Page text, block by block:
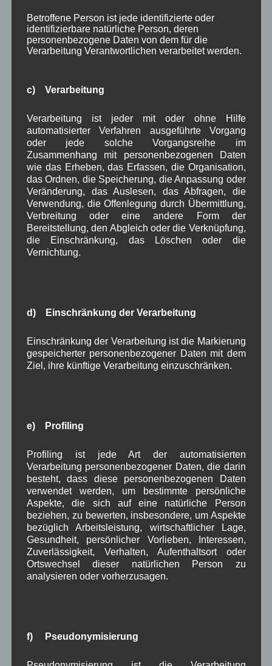
Behältertausch Rest- und Biomüll
zum 01.07.2016
informiert über die
bevorstehe
Systemumstellung und den Behältertausch von
Rest- und Biomülltonnen zum 01.07.2016.
Ab 02.05.2016 werden nach und nach die neuen
Restmüll- und Biotonnen ausgeliefert.
Ausführliche Informationenhierzu sowie
Informationen zur Umstellung auf Volumentarif,
Tonnengrößen und Preisen
finden Sie auf der
Homepage des Landratsamtes.
Quelle: Aushang am Rathaus Wallgau
in Wallgau Verwaltung
Start ins Jubiläumsjahr
Die Feuerwehr
Wallgau startet am
Mittwoch den 2.
März mit der Mannschaftbesprechung ins
Jubiläumsjahr 2016. Hierzu sind alle aktiven
Kameraden aufgerufen, an der Besprechung, die
um 19.15 Uhr im Feuerwehrgerätehaus beginnt,
teilzunehmen. An diesem Abend wird der
Übungsplan verteilt und das Bierzelt zum 125-
Werdenfelser
Ochsenrennen
sowie das genaue Programm sind auf der
Homepage der Feuerwehr Wallgau
zu erhalten.BEI
Betroffene Person ist jede identifizierte oder
identifizierbare natürliche Person, deren
personenbezogene Daten von dem für die
Verarbeitung Verantwortlichen verarbeitet werden.
c) Verarbeitung
Verarbeitung ist jeder mit oder ohne Hilfe
automatisierter Verfahren ausgeführte Vorgang
oder jede solche Vorgangsreihe im
Zusammenhang mit personenbezogenen Daten
wie das Erheben, das Erfassen, die Organisation,
das Ordnen, die Speicherung, die Anpassung oder
Veränderung, das Auslesen, das Abfragen, die
Verwendung, die Offenlegung durch Übermittlung,
Verbreitung oder eine andere Form der
Bereitstellung, den Abgleich oder die Verknüpfung,
die Einschränkung, das Löschen oder die
Vernichtung.
d) Einschränkung der Verarbeitung
Einschränkung der Verarbeitung ist die Markierung
gespeicherter personenbezogener Daten mit dem
Ziel, ihre künftige Verarbeitung einzuschränken.
e) Profiling
Profiling ist jede Art der automatisierten
Verarbeitung personenbezogener Daten, die darin
besteht, dass diese personenbezogenen Daten
verwendet werden, um bestimmte persönliche
Aspekte, die sich auf eine natürliche Person
beziehen, zu bewerten, insbesondere, um Aspekte
bezüglich Arbeitsleistung, wirtschaftlicher Lage,
Gesundheit, persönlicher Vorlieben, Interessen,
Zuverlässigkeit, Verhalten, Aufenthaltsort oder
Ortswechsel dieser natürlichen Person zu
analysieren oder vorherzusagen.
f) Pseudonymisierung